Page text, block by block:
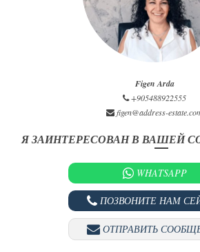
Figen Arda
+905488922555
figen@address-
Я ЗАИНТЕРЕСОВАН В ВАШЕЙ
WHATSAPP
ПОЗВОНИТЕ НАМ
ОТПРАВИТЬ